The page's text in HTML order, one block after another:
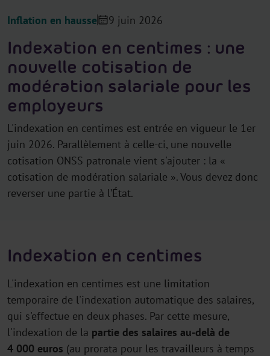
Inflation en hausse 9 juin 2026
Indexation en centimes : une
nouvelle cotisation de
modération salariale pour les
employeurs
L'indexation en centimes est entrée en vigueur le 1er
juin 2026. Parallèlement à celle-ci, une nouvelle
cotisation ONSS patronale vient s'ajouter : la «
cotisation de modération salariale ». Vous devez donc
reverser une partie à l’État.
Indexation en centimes
L'indexation en centimes est une limitation
temporaire de l'indexation automatique des salaires,
qui s'effectue en deux phases. Par cette mesure,
l'indexation de la partie des salaires au-delà de
4 000 euros (au prorata pour les travailleurs à temps